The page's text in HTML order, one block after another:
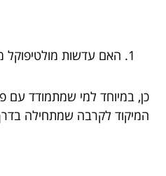
האם עדשות מולטיפוקל
כן, במיוחד למי שמתמודד עם
המיקוד לקרבה שמתחילה בדרך